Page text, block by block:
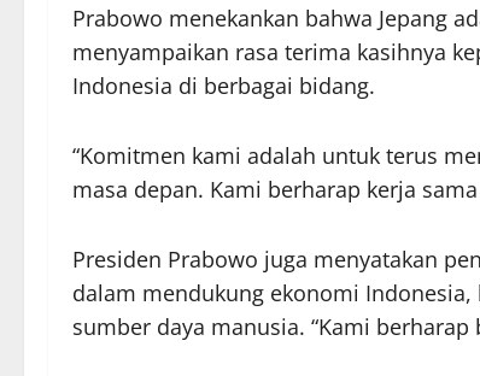
Prabowo menekankan bahwa Jepang
menyampaikan rasa terima kasihnya
Indonesia di berbagai bidang.
“Komitmen kami adalah untuk terus
masa depan. Kami berharap kerja
Presiden Prabowo juga menyatakan
dalam mendukung ekonomi
sumber daya manusia. “Kami